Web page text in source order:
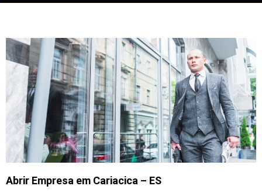
Abrir Empresa em Cariacica – ES